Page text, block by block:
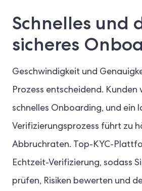
Schnelles und
sicheres
Geschwindigkeit und
Prozess entscheidend. Kunden
schnelles Onboarding, und ein
Verifizierungsprozess führt zu
Abbruchraten. Top-KYC-
Echtzeit-Verifizierung, sodass
prüfen, Risiken bewerten und